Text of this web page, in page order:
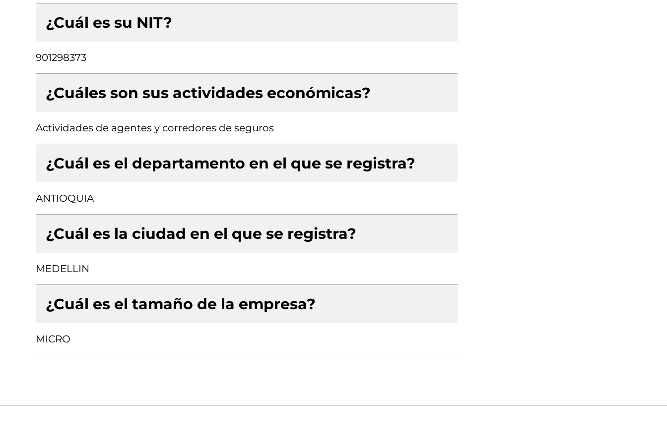
¿Cuál es su NIT?
901298373
¿Cuáles son sus actividades económicas?
Actividades de agentes y corredores de seguros
¿Cuál es el departamento en el que se registra?
ANTIOQUIA
¿Cuál es la ciudad en el que se registra?
MEDELLIN
¿Cuál es el tamaño de la empresa?
MICRO